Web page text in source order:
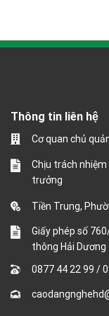
Thông tin liên hệ
Cơ quan chủ
Chịu trách nhiệm
trưởng
Tiền Trung,
Giấy phép số
thông Hải
0877 44 22 99 /